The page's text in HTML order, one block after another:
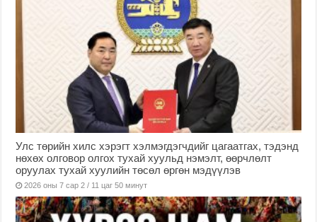
Улс төрийн хилс хэрэгт хэлмэгдэгчдийг цагаатгах, тэдэнд
нөхөх олговор олгох тухай хуульд нэмэлт, өөрчлөлт
оруулах тухай хуулийн төсөл өргөн мэдүүлэв
2026 оны 7 сар 2 / 11 цаг 50 минут